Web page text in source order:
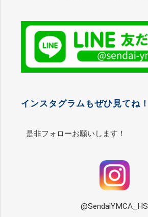
インスタグラムもぜひ見てね！
是非フォローお願いします！
@SendaiYMCA_HS